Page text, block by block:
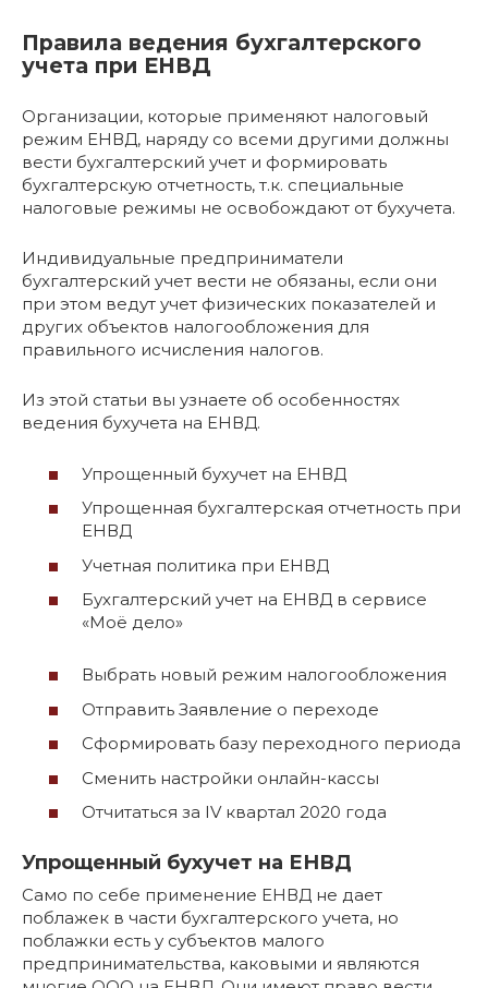
Правила ведения бухгалтерского
учета при ЕНВД
Организации, которые применяют налоговый
режим ЕНВД, наряду со всеми другими должны
вести бухгалтерский учет и формировать
бухгалтерскую отчетность, т.к. специальные
налоговые режимы не освобождают от бухучета.
Индивидуальные предприниматели
бухгалтерский учет вести не обязаны, если они
при этом ведут учет физических показателей и
других объектов налогообложения для
правильного исчисления налогов.
Из этой статьи вы узнаете об особенностях
ведения бухучета на ЕНВД.
Упрощенный бухучет на ЕНВД
Упрощенная бухгалтерская отчетность при
ЕНВД
Учетная политика при ЕНВД
Бухгалтерский учет на ЕНВД в сервисе
«Моё дело»
Выбрать новый режим налогообложения
Отправить Заявление о переходе
Сформировать базу переходного периода
Сменить настройки онлайн-кассы
Отчитаться за IV квартал 2020 года
Упрощенный бухучет на ЕНВД
Само по себе применение ЕНВД не дает
поблажек в части бухгалтерского учета, но
поблажки есть у субъектов малого
предпринимательства, каковыми и являются